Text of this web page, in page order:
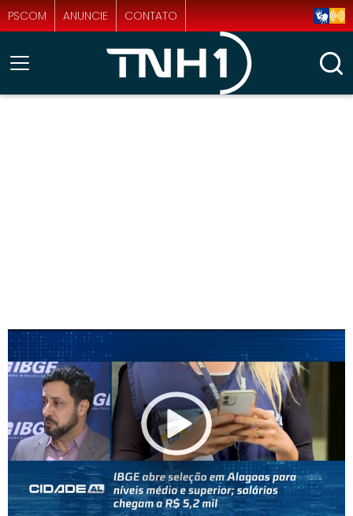
PSCOM ANUNCIE CONTATO